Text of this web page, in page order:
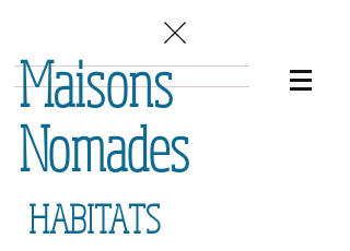
Maisons
Nomades
HABITATS